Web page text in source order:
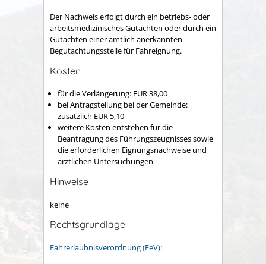
Der Nachweis erfolgt durch ein betriebs- oder
arbeitsmedizinisches Gutachten oder durch ein
Gutachten einer amtlich anerkannten
Begutachtungsstelle für Fahreignung.
Kosten
für die Verlängerung: EUR 38,00
bei Antragstellung bei der Gemeinde:
zusätzlich EUR 5,10
weitere Kosten entstehen für die
Beantragung des Führungszeugnisses sowie
die erforderlichen Eignungsnachweise und
ärztlichen Untersuchungen
Hinweise
keine
Rechtsgrundlage
Fahrerlaubnisverordnung (FeV):